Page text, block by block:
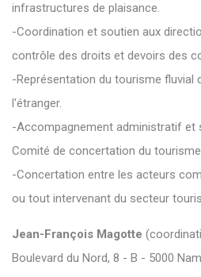
infrastructures de plaisance.
-Coordination et soutien aux
contrôle des droits et devoirs des
-Représentation du tourisme fluvial
l'étranger.
-Accompagnement administratif et
Comité de concertation du
-Concertation entre les acteurs
ou tout intervenant du secteur
Jean-François Magotte
Boulevard du Nord, 8 - B - 5000